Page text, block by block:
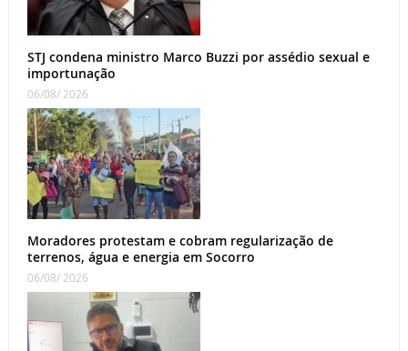
STJ condena ministro Marco Buzzi por assédio sexual e
importunação
06/08/ 2026
Moradores protestam e cobram regularização de
terrenos, água e energia em Socorro
06/08/ 2026